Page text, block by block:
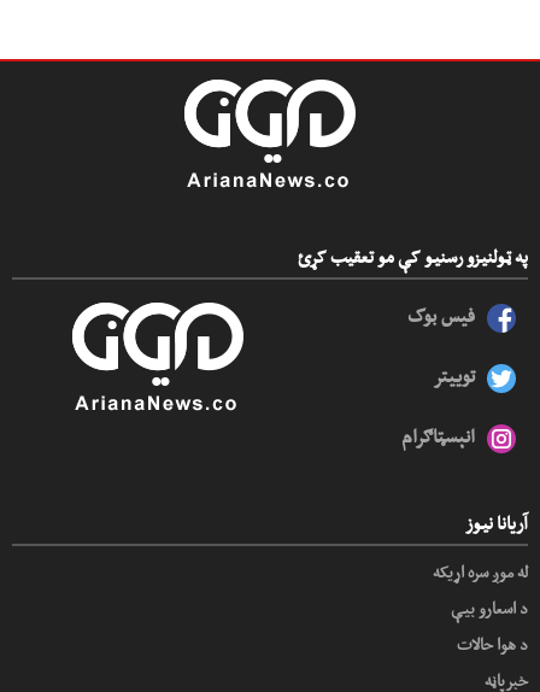
په ټولنیزو رسنیو کې مو تعقیب کړئ
فیس بوک
توییتر
انېسټاګرام
آریانا نیوز
له موږ سره اړیکه
د اسعارو بیې
د هوا حالات
خبرپاڼه